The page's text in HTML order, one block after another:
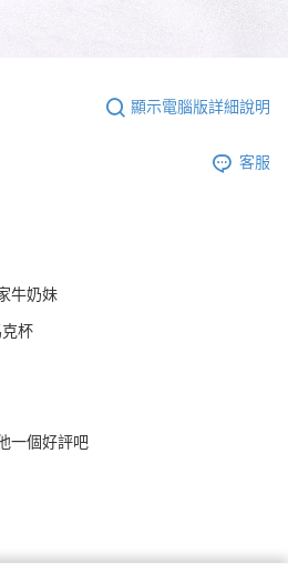
顯示電腦版詳細說明
客服
牛奶妹
克杯
一個好評吧